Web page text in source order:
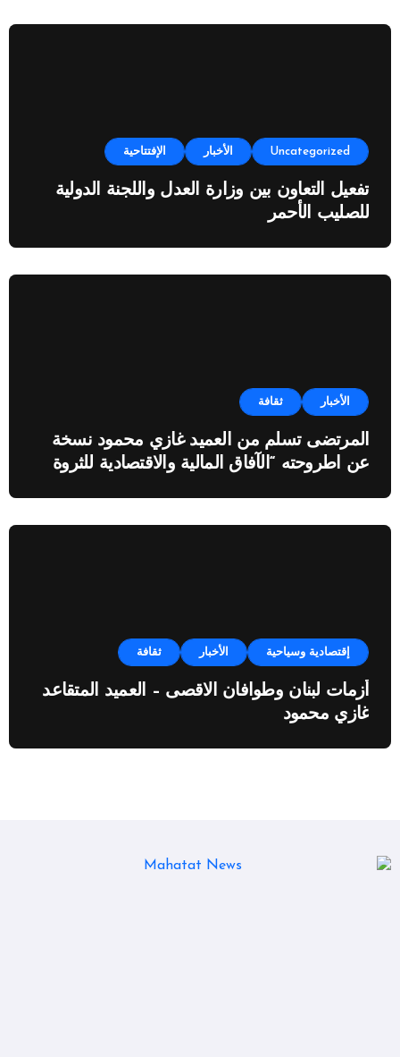
Uncategorized الأخبار الإفتتاحية
تفعيل التعاون بين وزارة العدل واللجنة الدولية
للصليب الأحمر
الأخبار ثقافة
المرتضى تسلم من العميد غازي محمود نسخة
عن اطروحته “الآفاق المالية والاقتصادية للثروة
إقتصادية وسياحية الأخبار ثقافة
أزمات لبنان وطوافان الاقصى – العميد المتقاعد
غازي محمود